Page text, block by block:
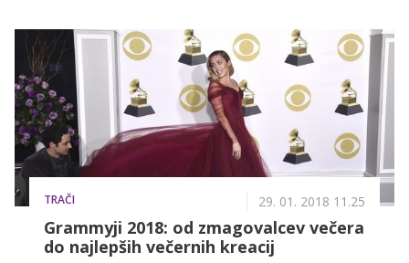
TRAČI 29. 01. 2018 11.25
Grammyji 2018: od zmagovalcev večera
do najlepših večernih kreacij